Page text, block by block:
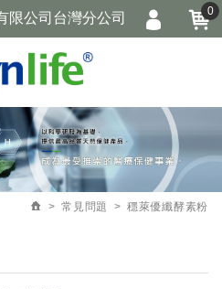
常見問題 穩萊優纖酵素粉
限公司台灣分公司 0
員登入
會員
密碼
查詢
清單
體中文